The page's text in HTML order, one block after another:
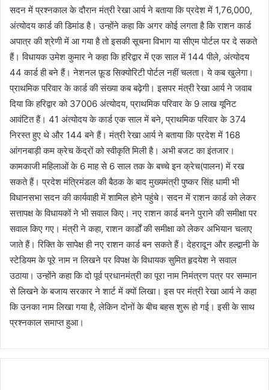
सदन में प्रश्नकाल के दौरान मंत्री रेखा आर्य ने बताया कि प्रदेश में 1,76,000,
अंत्योदय कार्ड की डिमांड है। उन्होंने कहा कि अगर कोई लगता है कि राशन कार्ड
अपात्र की श्रेणी में आ गया है तो इसकी सूचना विभाग या सीएम पोर्टल पर दे सकते
हैं। विधायक उमेश कुमार ने कहा कि हरिद्वार में एक साल में 144 पीले, अंत्योदय
44 कार्ड ही बने हैं। नेशनल फ़ूड सिक्योरिटी पोर्टल नहीं चलता। ये कब खुलेगा।
प्राथमिक परिवार के कार्ड की संख्या कब बढ़ेगी। इसपर मंत्री रेखा आर्य ने जवाब
दिया कि हरिद्वार को 37006 अंत्योदय, प्राथमिक परिवार के 9 लाख यूनिट
आवंटित हैं। 41 अंत्योदय के कार्ड एक साल में बने, प्राथमिक परिवार के 374
निरस्त हुए थे और 144 बने हैं। मंत्री रेखा आर्य ने बताया कि प्रदेश में 168
आंगनबाड़ी कम क्रेच केंद्रों को स्वीकृति मिली है। अभी बजट का इंतजार।
कामकाजी महिलाओं के 6 माह से 6 साल तक के बच्चे इन क्रेच(पालन) में रख
सकते हैं। प्रदेश मंत्रिमंडल की बैठक के बाद मुख्यमंत्री पुष्कर सिंह धामी भी
विधानसभा सदन की कार्यवाही में शामिल होने पहुंचे। सदन में राशन कार्ड को लेकर
सत्तापक्ष के विधायकों ने भी सवाल किए। नए राशन कार्ड बनने पुराने की समीक्षा पर
सवाल किए गए। मंत्री ने कहा, राशन कार्डों की समीक्षा को लेकर अभियान चलाए
जाते हैं। रिक्ति के सापेक्ष ही नए राशन कार्ड बन सकते हैं। देहरादून और हल्द्वानी के
स्टेडियम के पूरे नाम न लिखने पर विपक्ष के विधायक सुमित हृदयेश ने सवाल
उठाया। उन्होंने कहा कि दो पूर्व प्रधानमंत्री का पूरा नाम निमंत्रण पत्र पर सम्मान
से लिखने के बजाय सरकार ने शार्ट में क्यों लिखा। इस पर मंत्री रेखा आर्य ने कहा
कि उनका नाम लिखा गया है, लेकिन दोनों के बीच बहस शुरू हो गई। इसी के साथ
प्रश्नकाल समाप्त हुआ।